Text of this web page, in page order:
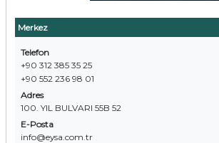
Merkez
Telefon
+90 312 385 35 25
+90 552 236 98 01
Adres
100. YIL BULVARI 55B 52
E-Posta
info@eysa.com.tr